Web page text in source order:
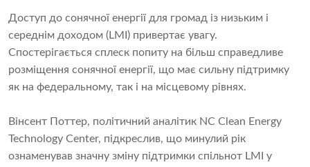
Доступ до сонячної енергії для громад із низьким і
середнім доходом (LMI) привертає увагу.
Спостерігається сплеск попиту на більш справедливе
розміщення сонячної енергії, що має сильну підтримку
як на федеральному, так і на місцевому рівнях.
Вінсент Поттер, політичний аналітик NC Clean Energy
Technology Center, підкреслив, що минулий рік
ознаменував значну зміну підтримки спільнот LMI у